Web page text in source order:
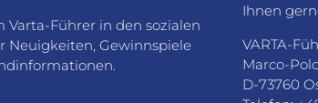
Varta-Führer in den sozialen
Neuigkeiten, Gewinnspiele
Ihnen
VARTA-
Marco-
D-73760